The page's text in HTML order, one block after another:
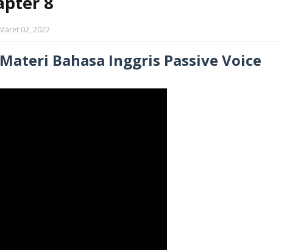
Maret 02, 2022
Bahasa Inggris Passive Voice